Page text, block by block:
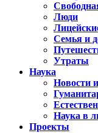
Люди
Семья и
Утраты
Наука
Новости
Наука в
Проекты